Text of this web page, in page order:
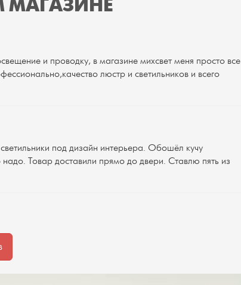
и проводку, в магазине михсвет меня просто все
люстр и светильников и всего
под дизайн интерьера. Обошёл кучу
Товар доставили прямо до двери. Ставлю пять из